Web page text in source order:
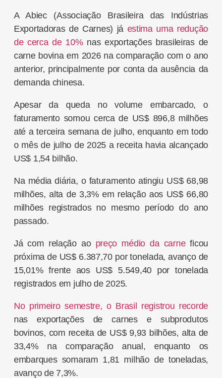
A Abiec (Associação Brasileira das Indústrias
Exportadoras de Carnes) já estima uma redução
de cerca de 10%nas exportações brasileiras de
carne bovina em 2026 na comparação com o ano
anterior, principalmente por conta da ausência da
demanda chinesa.
Apesar da queda no volume embarcado, o
faturamento somou cerca de US$ 896,8 milhões
até a terceira semana de julho, enquanto em todo
o mês de julho de 2025 a receita havia alcançado
US$ 1,54 bilhão.
Na média diária, o faturamento atingiu US$ 68,98
milhões, alta de 3,3% em relação aos US$ 66,80
milhões registrados no mesmo período do ano
passado.
Já com relação ao preço médio da carneficou
próxima de US$ 6.387,70 por tonelada, avanço de
15,01% frente aos US$ 5.549,40 por tonelada
registrados em julho de 2025.
No primeiro semestre, o Brasil registrou recorde
nas exportações de carnes e subprodutos
bovinos, com receita de US$ 9,93 bilhões, alta de
33,4% na comparação anual, enquanto os
embarques somaram 1,81 milhão de toneladas,
avanço de 7,3%.